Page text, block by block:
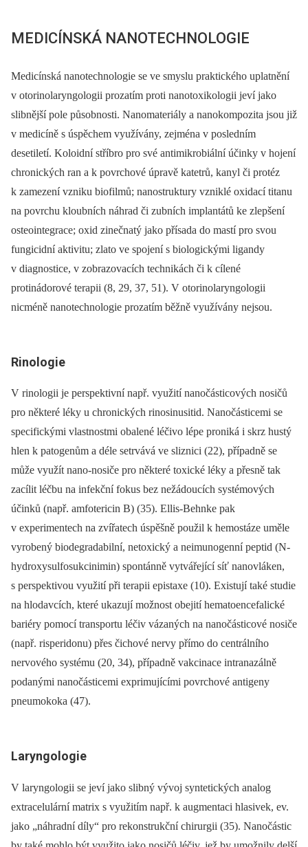
MEDICÍNSKÁ NANOTECHNOLOGIE
Medicínská nanotechnologie se ve smyslu praktického uplatnění
v otorinolaryngologii prozatím proti nanotoxikologii jeví jako
slibnější pole působnosti. Nanomateriály a nanokompozita jsou již
v medicíně s úspěchem využívány, zejména v posledním
desetiletí. Koloidní stříbro pro své antimikrobiální účinky v hojení
chronických ran a k povrchové úpravě katetrů, kanyl či protéz
k zamezení vzniku biofilmů; nanostruktury vzniklé oxidací titanu
na povrchu kloubních náhrad či zubních implantátů ke zlepšení
osteointegrace; oxid zinečnatý jako přísada do mastí pro svou
fungicidní aktivitu; zlato ve spojení s biologickými ligandy
v diagnostice, v zobrazovacích technikách či k cílené
protinádorové terapii (8, 29, 37, 51). V otorinolaryngologii
nicméně nanotechnologie prozatím běžně využívány nejsou.
Rinologie
V rinologii je perspektivní např. využití nanočásticových nosičů
pro některé léky u chronických rinosinusitid. Nanočásticemi se
specifickými vlastnostmi obalené léčivo lépe proniká i skrz hustý
hlen k patogenům a déle setrvává ve sliznici (22), případně se
může využít nano-nosiče pro některé toxické léky a přesně tak
zacílit léčbu na infekční fokus bez nežádoucích systémových
účinků (např. amfotericin B) (35). Ellis-Behnke pak
v experimentech na zvířatech úspěšně použil k hemostáze uměle
vyrobený biodegradabilní, netoxický a neimunogenní peptid (N-
hydroxysulfosukcinimin) spontánně vytvářející síť nanovláken,
s perspektivou využití při terapii epistaxe (10). Existují také studie
na hlodavcích, které ukazují možnost obejití hematoencefalické
bariéry pomocí transportu léčiv vázaných na nanočásticové nosiče
(např. risperidonu) přes čichové nervy přímo do centrálního
nervového systému (20, 34), případně vakcinace intranazálně
podanými nanočásticemi exprimujícími povrchové antigeny
pneumokoka (47).
Laryngologie
V laryngologii se jeví jako slibný vývoj syntetických analog
extracelulární matrix s využitím např. k augmentaci hlasivek, ev.
jako „náhradní díly“ pro rekonstrukční chirurgii (35). Nanočástic